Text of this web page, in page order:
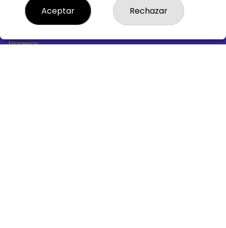
¿Quiénes somos?
Comprar lotería
Resultados
Empresas
Aceptar Rechazar